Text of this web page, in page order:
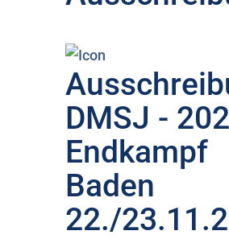
DMSJ -
Endkampf
Baden
22./